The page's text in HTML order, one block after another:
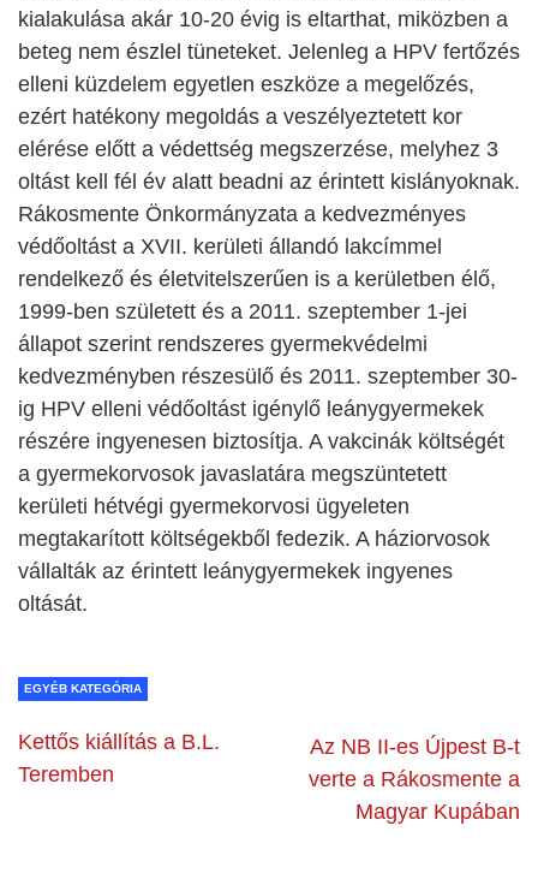
kialakulása akár 10-20 évig is eltarthat, miközben a
beteg nem észlel tüneteket. Jelenleg a HPV fertőzés
elleni küzdelem egyetlen eszköze a megelőzés,
ezért hatékony megoldás a veszélyeztetett kor
elérése előtt a védettség megszerzése, melyhez 3
oltást kell fél év alatt beadni az érintett kislányoknak.
Rákosmente Önkormányzata a kedvezményes
védőoltást a XVII. kerületi állandó lakcímmel
rendelkező és életvitelszerűen is a kerületben élő,
1999-ben született és a 2011. szeptember 1-jei
állapot szerint rendszeres gyermekvédelmi
kedvezményben részesülő és 2011. szeptember 30-
ig HPV elleni védőoltást igénylő leánygyermekek
részére ingyenesen biztosítja. A vakcinák költségét
a gyermekorvosok javaslatára megszüntetett
kerületi hétvégi gyermekorvosi ügyeleten
megtakarított költségekből fedezik. A háziorvosok
vállalták az érintett leánygyermekek ingyenes
oltását.
EGYÉB KATEGÓRIA
Kettős kiállítás a B.L.
Teremben
Az NB II-es Újpest B-t
verte a Rákosmente a
Magyar Kupában